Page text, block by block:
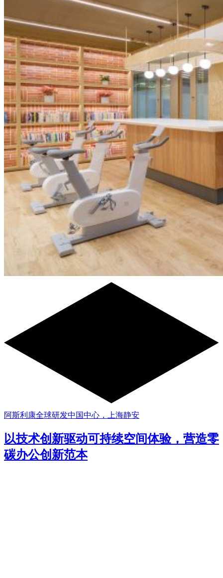
阿斯利康全球研发中国中心，上海静安
以技术创新驱动可持续空间体验，营造零
碳办公创新范本